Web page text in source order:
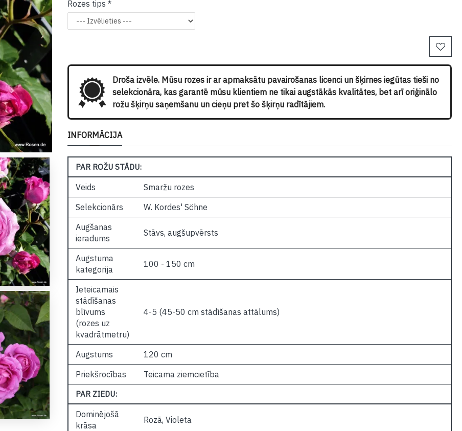
Rozes tips
Droša izvēle. Mūsu rozes ir ar apmaksātu pavairošanas licenci un šķirnes iegūtas tieši no
selekcionāra, kas garantē mūsu klientiem ne tikai augstākās kvalitātes, bet arī oriģinālo
rožu šķirņu saņemšanu un cieņu pret šo šķirņu radītājiem.
INFORMĀCIJA
PAR ROŽU STĀDU:
Veids
Smaržu rozes
Selekcionārs
W. Kordes' Söhne
Augšanas
ieradums
Stāvs, augšupvērsts
Augstuma
kategorija
100 - 150 cm
Ieteicamais
stādīšanas
blīvums
(rozes uz
kvadrātmetru)
4-5 (45-50 cm stādīšanas attālums)
Augstums
120 cm
Priekšrocības
Teicama ziemcietība
PAR ZIEDU:
Dominējošā
krāsa
Rozā, Violeta